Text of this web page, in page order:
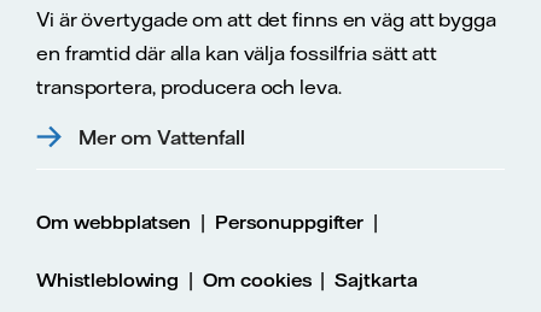
Vi är övertygade om att det finns en väg att bygga
en framtid där alla kan välja fossilfria sätt att
transportera, producera och leva.
Mer om Vattenfall
Om webbplatsen | Personuppgifter |
Whistleblowing |Om cookies|Sajtkarta